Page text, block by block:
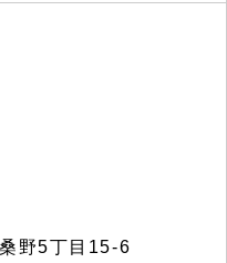
野5丁目15-6